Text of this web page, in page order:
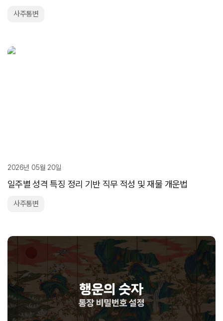
사주통변
2026년 05월 20일
일주별 성격 특징 정리 기반 직무 적성 및 재물 개운법
사주통변